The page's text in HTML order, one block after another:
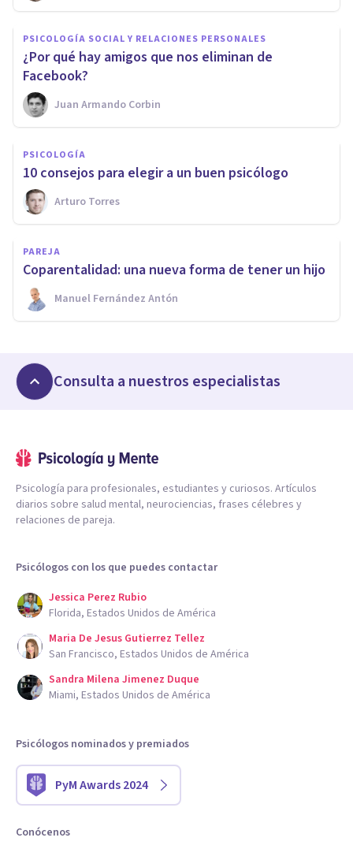
PSICOLOGÍA SOCIAL Y RELACIONES PERSONALES
​¿Por qué hay amigos que nos eliminan de
Facebook?
Juan Armando Corbin
PSICOLOGÍA
​10 consejos para elegir a un buen psicólogo
Arturo Torres
PAREJA
​Coparentalidad: una nueva forma de tener un hijo
Manuel Fernández Antón
Consulta a nuestros especialistas
Psicología para profesionales, estudiantes y curiosos. Artículos
diarios sobre salud mental, neurociencias, frases célebres y
relaciones de pareja.
Psicólogos con los que puedes contactar
Jessica Perez Rubio
Florida, Estados Unidos de América
Maria De Jesus Gutierrez Tellez
San Francisco, Estados Unidos de América
Sandra Milena Jimenez Duque
Miami, Estados Unidos de América
Psicólogos nominados y premiados
PyM Awards 2024
Conócenos